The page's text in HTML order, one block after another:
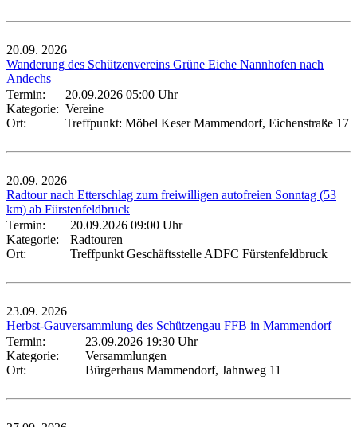
20.09. 2026
Wanderung des Schützenvereins Grüne Eiche Nannhofen nach
Andechs
Termin:
20.09.2026 05:00 Uhr
Kategorie: Vereine
Ort:
Treffpunkt: Möbel Keser Mammendorf, Eichenstraße 17
20.09. 2026
Radtour nach Etterschlag zum freiwilligen autofreien Sonntag (53
km) ab Fürstenfeldbruck
Termin:
20.09.2026 09:00 Uhr
Kategorie:
Radtouren
Ort:
Treffpunkt Geschäftsstelle ADFC Fürstenfeldbruck
23.09. 2026
Herbst-Gauversammlung des Schützengau FFB in Mammendorf
Termin:
23.09.2026 19:30 Uhr
Kategorie:
Versammlungen
Ort:
Bürgerhaus Mammendorf, Jahnweg 11